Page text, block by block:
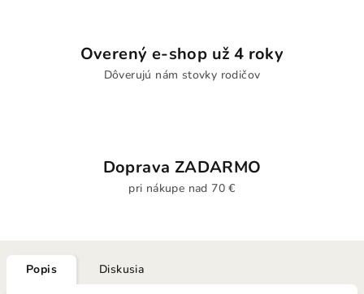
Overený e-shop už 4 roky
Dôverujú nám stovky rodičov
Doprava ZADARMO
pri nákupe nad 70 €
Popis Diskusia